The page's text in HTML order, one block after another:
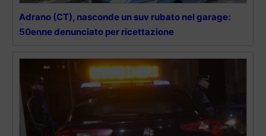
Adrano (CT), nasconde un suv rubato nel garage:
50enne denunciato per ricettazione